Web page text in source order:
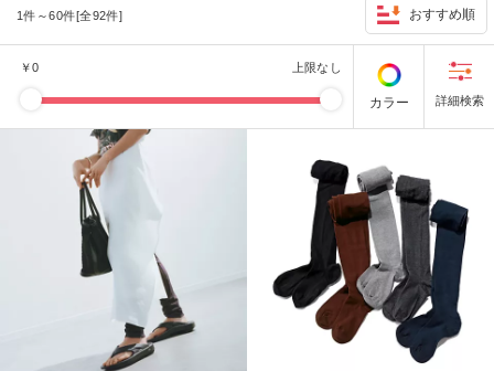
1件～60件[全92件] おすすめ順
￥0 上限なし
カラー